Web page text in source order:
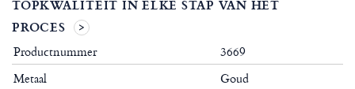
TOPKWALITEIT IN ELKE STAP VAN HET
PROCES
Productnummer
3669
Metaal
Goud